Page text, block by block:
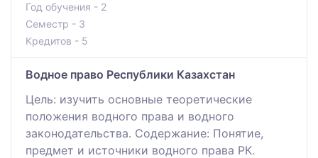
Год обучения - 2
Семестр - 3
Кредитов - 5
Водное право Республики Казахстан
Цель: изучить основные теоретические
положения водного права и водного
законодательства. Содержание: Понятие,
предмет и источники водного права РК.